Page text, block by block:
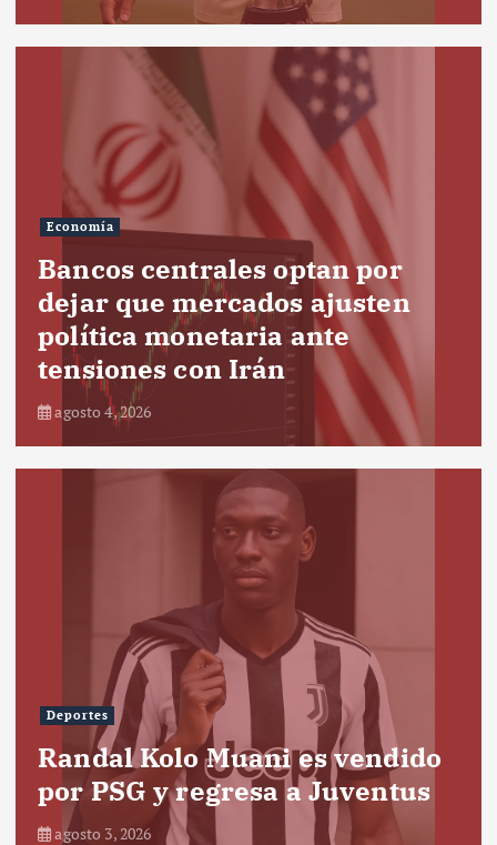
Economía
Bancos centrales optan por
dejar que mercados ajusten
política monetaria ante
tensiones con Irán
agosto 4, 2026
Deportes
Randal Kolo Muani es vendido
por PSG y regresa a Juventus
agosto 3, 2026